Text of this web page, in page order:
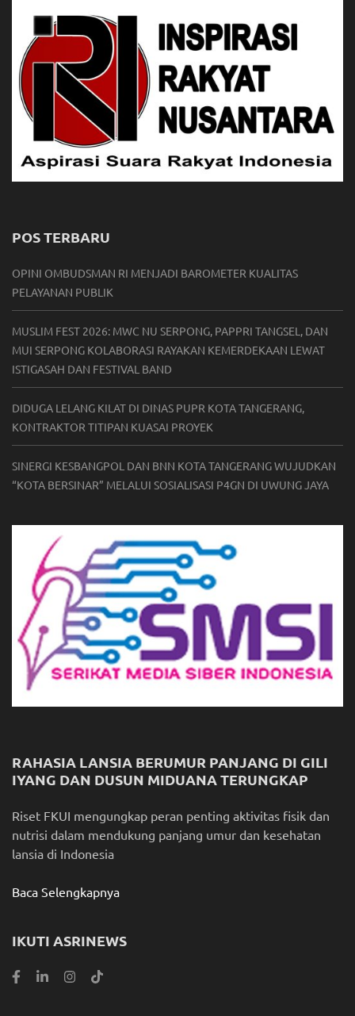
POS TERBARU
OPINI OMBUDSMAN RI MENJADI BAROMETER KUALITAS
PELAYANAN PUBLIK
MUSLIM FEST 2026: MWC NU SERPONG, PAPPRI TANGSEL, DAN
MUI SERPONG KOLABORASI RAYAKAN KEMERDEKAAN LEWAT
ISTIGASAH DAN FESTIVAL BAND
DIDUGA LELANG KILAT DI DINAS PUPR KOTA TANGERANG,
KONTRAKTOR TITIPAN KUASAI PROYEK
SINERGI KESBANGPOL DAN BNN KOTA TANGERANG WUJUDKAN
“KOTA BERSINAR” MELALUI SOSIALISASI P4GN DI UWUNG JAYA
RAHASIA LANSIA BERUMUR PANJANG DI GILI
IYANG DAN DUSUN MIDUANA TERUNGKAP
Riset FKUI mengungkap peran penting aktivitas fisik dan
nutrisi dalam mendukung panjang umur dan kesehatan
lansia di Indonesia
Baca Selengkapnya
IKUTI ASRINEWS